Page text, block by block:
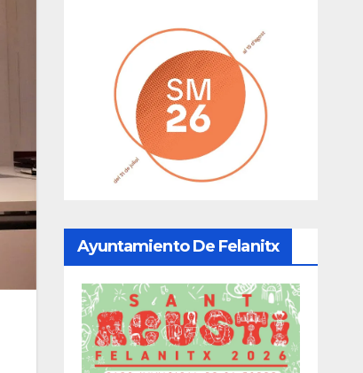
Ayuntamiento De Felanitx